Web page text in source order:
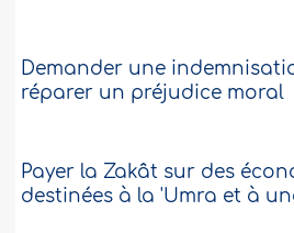
Demander une
réparer un préjudice moral
Payer la Zakât sur des
destinées à la 'Umra et à